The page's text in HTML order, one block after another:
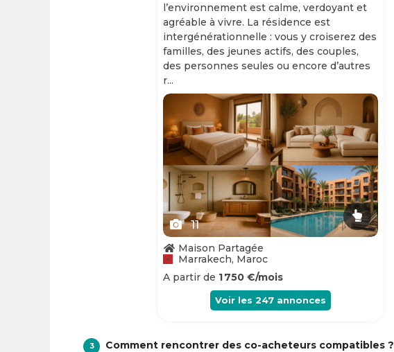
l’environnement est calme, verdoyant et
agréable à vivre. La résidence est
intergénérationnelle : vous y croiserez des
familles, des jeunes actifs, des couples,
des personnes seules ou encore d’autres
r...
Slide 1 of 11
11
Maison Partagée
Marrakech, Maroc
A partir de 1 750 €/mois
Voir les 247 annonces
3
Comment rencontrer des co-acheteurs compatibles ?